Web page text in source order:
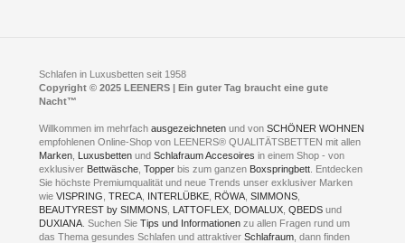
Jobs
Fotoalbum
Kontakt
Neuer Showroom für unsere Onlineartikel.
Kontakt via:WhatsApp
Kontakt via:eMail
mögliche Zeiten für eine Showroom Terminreservierung
MO und DI geschlossen
MI - FR 11 bis 17 Uhr
SA 11 bis 15 Uhr
Schlafen in Luxusbetten seit 1958
Copyright © 2025 LEENERS | Ein guter Tag braucht eine gute
Nacht™
Willkommen im mehrfachausgezeichnetenund vonSCHÖNER WOHNEN
empfohlenen Online-Shop von LEENERS® QUALITÄTSBETTEN mit allen
Marken Luxusbetten undSchlafraum Accesoires in einem Shop - von
exklusiver Bettwäsche ,Topper bis zum ganzen Boxspringbett . Entdecken
Sie höchste Premiumqualität und neue Trends unser exklusiver Marken
wieVISPRING ,TRECA INTERLÜBKE RÖWA ,SIMMONS
BEAUTYREST by SIMMONS LATTOFLEX DOMALUX ,QBEDS und
DUXIANA . Suchen SieTips und Informationen zu allen Fragen rund um
das Thema gesundes Schlafen und attraktiverSchlafraum , dann finden